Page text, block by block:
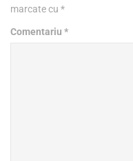
marcate cu *
Comentariu *